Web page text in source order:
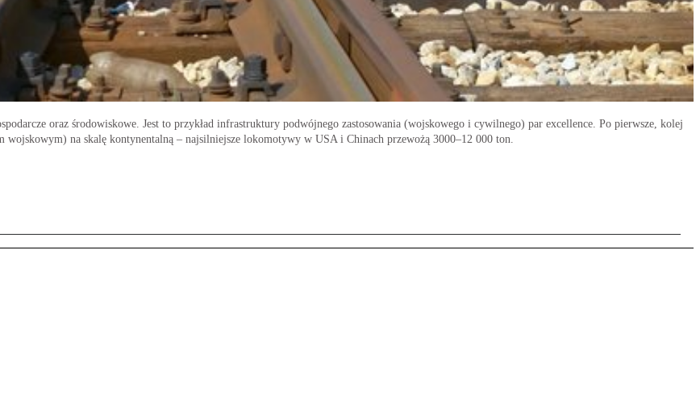
oraz środowiskowe. Jest to przykład infrastruktury podwójnego zastosowania (wojskowego i cywilnego) par excellence. Po pierwsze, kolej
wojskowym) na skalę kontynentalną – najsilniejsze lokomotywy w USA i Chinach przewożą 3000–12 000 ton.